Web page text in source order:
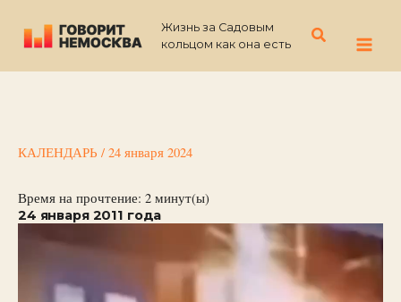
содержимому
Жизнь за Садовым
кольцом как она есть
Поиск
КАЛЕНДАРЬ / 24 января 2024
Время на прочтение: 2 минут(ы)
24 января 2011 года